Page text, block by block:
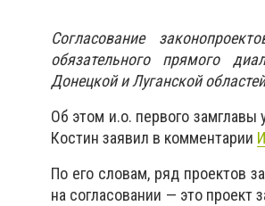
Согласование
обязательного прямого
Донецкой и Луганской
Об этом и.о. первого замглавы
Костин заявил в комментарии
По его словам, ряд проектов
на согласовании — это проект